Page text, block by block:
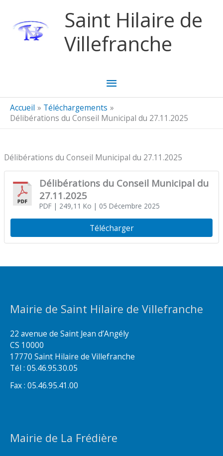
Saint Hilaire de
Villefranche
Menu
principal
Accueil
Téléchargements
Délibérations du Conseil Municipal du 27.11.2025
Délibérations du Conseil Municipal du 27.11.2025
Délibérations du Conseil Municipal du
27.11.2025
PDF| 249,11 Ko | 05 Décembre 2025
Télécharger
Mairie de Saint Hilaire de Villefranche
22 avenue de Saint Jean d’Angély
CS 10000
17770 Saint Hilaire de Villefranche
Tél : 05.46.95.30.05
Fax : 05.46.95.41.00
Mairie de La Frédière